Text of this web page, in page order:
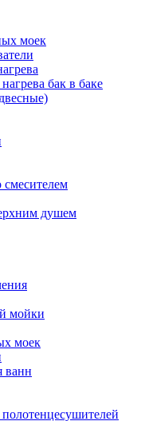
моек
бак в баке
душем
мойки
моек
ванн